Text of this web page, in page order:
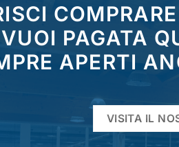
VUOI PAGATA
APERTI
VISITA IL